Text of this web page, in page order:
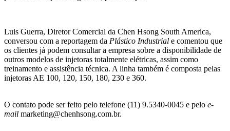
Luis Guerra, Diretor Comercial da Chen Hsong South America,
conversou com a reportagem da Plástico Industrial e comentou que
os clientes já podem consultar a empresa sobre a disponibilidade de
outros modelos de injetoras totalmente elétricas, assim como
treinamento e assistência técnica. A linha também é composta pelas
injetoras AE 100, 120, 150, 180, 230 e 360.
O contato pode ser feito pelo telefone (11) 9.5340-0045 e pelo e-
mail marketing@chenhsong.com.br.